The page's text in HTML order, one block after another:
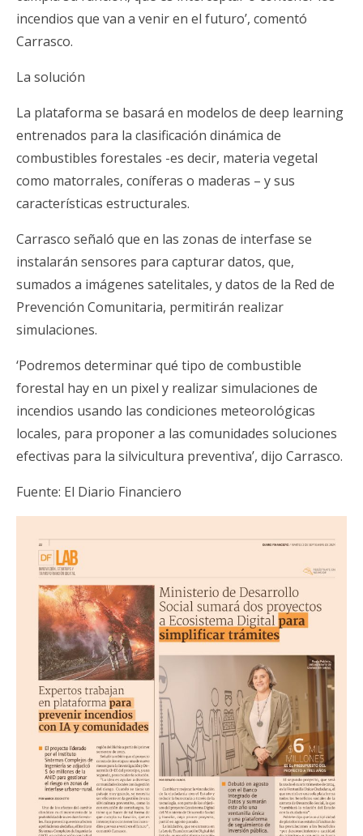
incendios que van a venir en el futuro’, comentó
Carrasco.
La solución
La plataforma se basará en modelos de deep learning
entrenados para la clasificación dinámica de
combustibles forestales -es decir, materia vegetal
como matorrales, coníferas o maderas – y sus
características estructurales.
Carrasco señaló que en las zonas de interfase se
instalarán sensores para capturar datos, que,
sumados a imágenes satelitales, y datos de la Red de
Prevención Comunitaria, permitirán realizar
simulaciones.
‘Podremos determinar qué tipo de combustible
forestal hay en un pixel y realizar simulaciones de
incendios usando las condiciones meteorológicas
locales, para proponer a las comunidades soluciones
efectivas para la silvicultura preventiva’, dijo Carrasco.
Fuente: El Diario Financiero